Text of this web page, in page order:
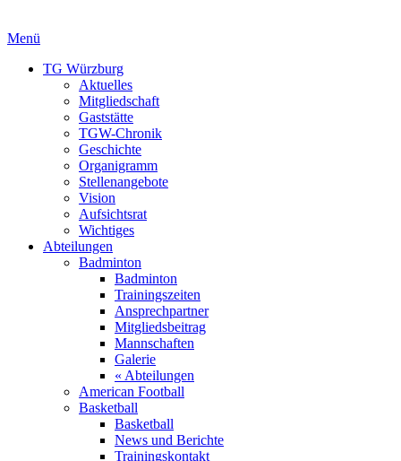
Menü
TG Würzburg
Aktuelles
Mitgliedschaft
Gaststätte
TGW-Chronik
Geschichte
Organigramm
Stellenangebote
Vision
Aufsichtsrat
Wichtiges
Abteilungen
Badminton
Badminton
Trainingszeiten
Ansprechpartner
Mitgliedsbeitrag
Mannschaften
Galerie
« Abteilungen
American Football
Basketball
Basketball
News und Berichte
Trainingskontakt